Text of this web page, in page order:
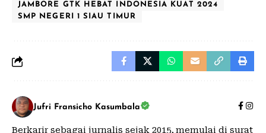
JAMBORE GTK HEBAT INDONESIA KUAT 2024
SMP NEGERI 1 SIAU TIMUR
Jufri Fransicho Kasumbala
Berkarir sebagai jurnalis sejak 2015, memulai di surat